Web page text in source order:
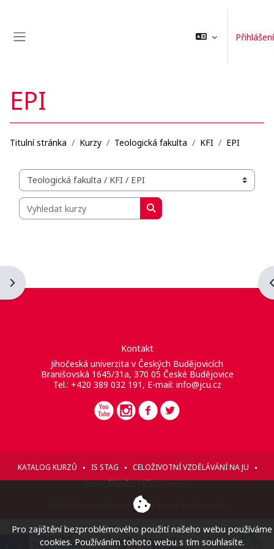
Přihlášení
Otevřít panel bloku
EPI
Titulní stránka Kurzy Teologická fakulta KFI EPI
Organizační struktura kurzů
Vyhledat kurzy
Vyhledat kurzy
Kontakt
Jihočeská univerzita v Českých Budějovicích
Branišovská 1645/31a, 370 05 České Budějovice
Tel.: +420 389 032 191, E-mail: info@jcu.cz
KATALOG KURZŮ IS STAG
CELOŽIVOTNÍ VZDĚLÁVÁNÍ NA JU
© 2026 Jihočeská univerzita v Českých Budějovicích
Pro zajištění bezproblémového použití našeho webu používáme
cookies. Používáním tohoto webu s tím souhlasíte.